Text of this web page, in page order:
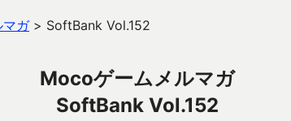
ガ> SoftBank Vol.152
Mocoゲームメルマガ
SoftBank Vol.152